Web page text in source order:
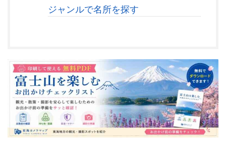
ジャンルで名所を探す